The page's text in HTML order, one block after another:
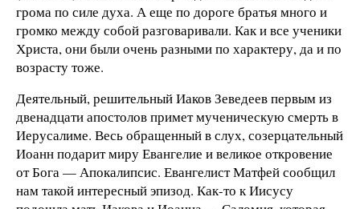
грома по силе духа. А еще по дороге братья много и
громко между собой разговаривали. Как и все ученики
Христа, они были очень разными по характеру, да и по
возрасту тоже.
Деятельный, решительный Иаков Зеведеев первым из
двенадцати апостолов примет мученическую смерть в
Иерусалиме. Весь обращенный в слух, созерцательный
Иоанн подарит миру Евангелие и великое откровение
от Бога — Апокалипсис. Евангелист Матфей сообщил
нам такой интересный эпизод. Как-то к Иисусу